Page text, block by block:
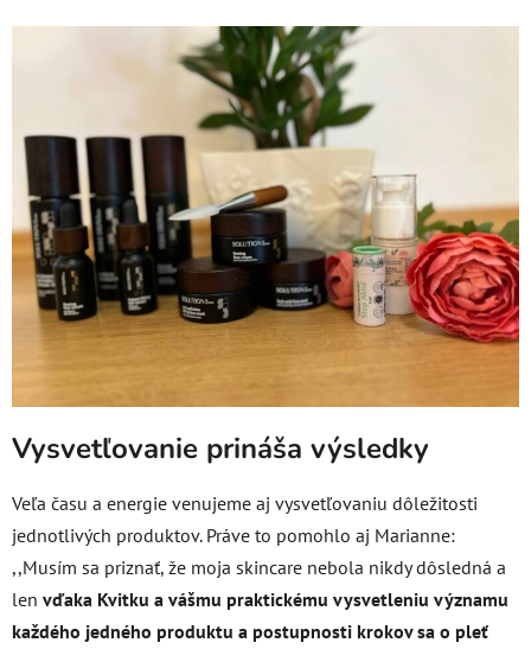
Vysvetľovanie prináša výsledky
Veľa času a energie venujeme aj vysvetľovaniu dôležitosti
jednotlivých produktov. Práve to pomohlo aj Marianne:
,,Musím sa priznať, že moja skincare nebola nikdy dôsledná a
len vďaka Kvitku a vášmu praktickému vysvetleniu významu
každého jedného produktu a postupnosti krokov sa o pleť